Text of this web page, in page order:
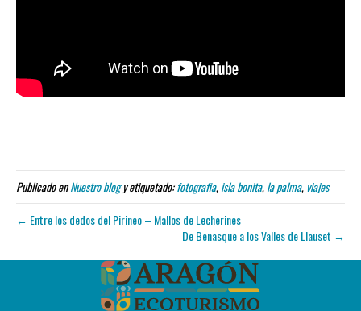
Publicado enNuestro blogy etiquetado:fotografia,isla bonita,la palma,viajes
← Entre los dedos del Pirineo – Mallos de Lecherines
De Benasque a los Valles de Llauset →